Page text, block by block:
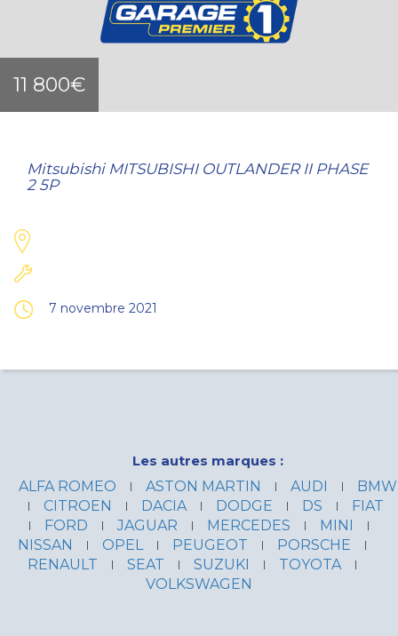
11 800€
Mitsubishi MITSUBISHI OUTLANDER II PHASE
2 5P
7 novembre 2021
Les autres marques :
ALFA ROMEO
ASTON MARTIN AUDI
BMW
CITROEN
DACIA DODGE DS
FIAT
FORD
JAGUAR MERCEDES
MINI
NISSAN
OPEL PEUGEOT
PORSCHE
RENAULT
SEAT SUZUKI
TOYOTA
VOLKSWAGEN